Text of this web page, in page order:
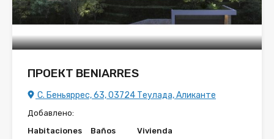
ПРОЕКТ BENIARRES
C. Беньяррес, 63, 03724 Теулада, Аликанте
Добавлено:
Habitaciones
Baños Vivienda